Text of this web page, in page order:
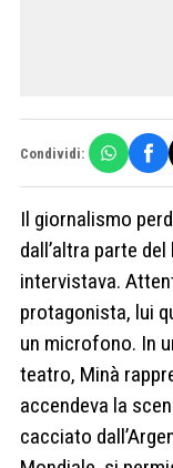
Condividi:
Il giornalismo
dall’altra parte
intervistava.
protagonista, lui
un microfono. In
teatro, Minà
accendeva la
cacciato